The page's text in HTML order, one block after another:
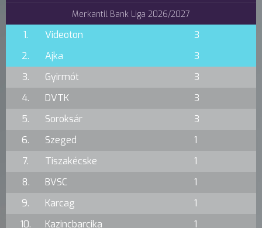
Merkantil Bank Liga 2026/2027
1. Videoton
3
2.
Ajka
3
3.
Gyirmót
3
4.
DVTK
3
5.
Soroksár
3
6.
Szeged
1
7.
Tiszakécske
1
8.
BVSC
1
9.
Karcag
1
10.
Kazincbarcika 1